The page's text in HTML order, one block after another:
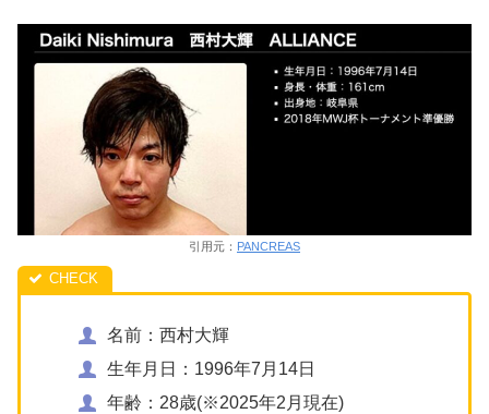
引用元： PANCREAS
名前：西村大輝
生年月日：1996年7月14日
年齢：28歳(※2025年2月現在)